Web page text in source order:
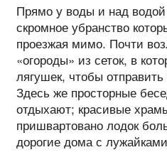
Прямо у воды и над
скромное убранство
проезжая мимо. Почти
«огороды» из сеток, в
лягушек, чтобы
Здесь же просторные
отдыхают; красивые
пришвартовано лодок
дорогие дома с